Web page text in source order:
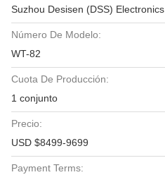
Suzhou Desisen (DSS) Electronics
Número De Modelo:
WT-82
Cuota De Producción:
1 conjunto
Precio:
USD $8499-9699
Payment Terms: